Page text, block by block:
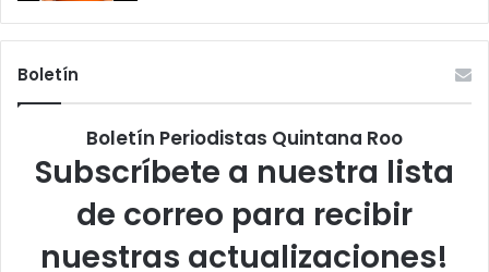
Boletín
Boletín Periodistas Quintana Roo
Subscríbete a nuestra lista
de correo para recibir
nuestras actualizaciones!